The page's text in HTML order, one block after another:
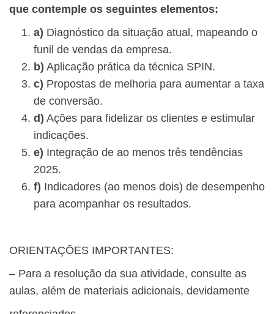
que contemple os seguintes elementos:
a) Diagnóstico da situação atual, mapeando o
funil de vendas da empresa.
b) Aplicação prática da técnica SPIN.
c) Propostas de melhoria para aumentar a taxa
de conversão.
d) Ações para fidelizar os clientes e estimular
indicações.
e) Integração de ao menos três tendências
2025.
f) Indicadores (ao menos dois) de desempenho
para acompanhar os resultados.
ORIENTAÇÕES IMPORTANTES:
– Para a resolução da sua atividade, consulte as
aulas, além de materiais adicionais, devidamente